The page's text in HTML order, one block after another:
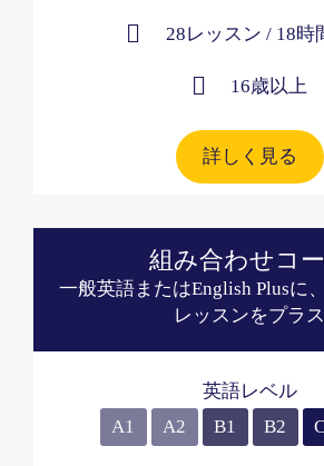
28レッスン / 18時
16歳以上​
詳しく見る
組み合わせコ
一般英語またはEnglish Plusに
レッスンをプラス
英語レベル
A1
A2 B1 B2